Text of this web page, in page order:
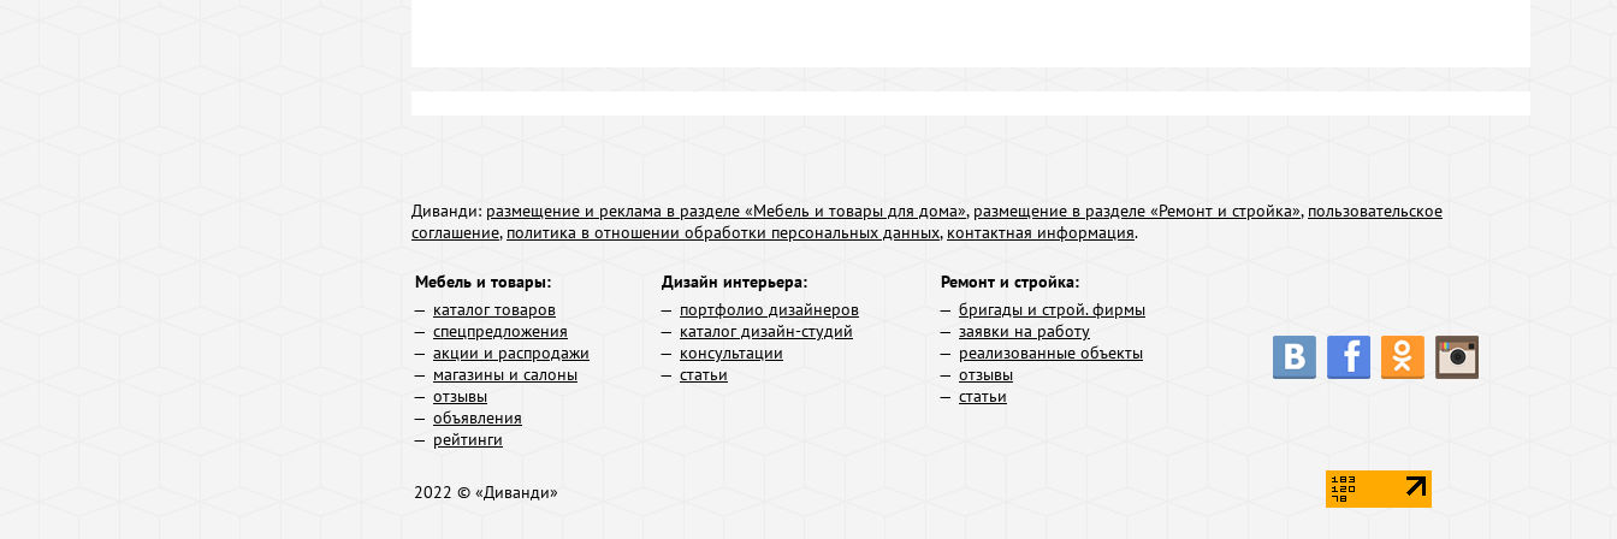
Диванди: размещение и реклама в разделе «Мебель и товары для дома», размещение в разделе «Ремонт и стройка», пользовательское
соглашение, политика в отношении обработки персональных данных, контактная информация.
Мебель и товары:
каталог товаров
спецпредложения
акции и распродажи
магазины и салоны
отзывы
объявления
рейтинги
Дизайн интерьера:
портфолио дизайнеров
каталог дизайн-студий
консультации
статьи
Ремонт и стройка:
бригады и строй. фирмы
заявки на работу
реализованные объекты
отзывы
статьи
2022 © «Диванди»